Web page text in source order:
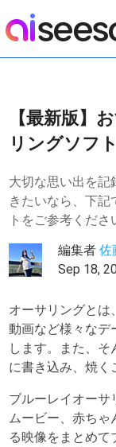
【最新版】
リングソフ
大切な思い出を記
きたいなら、下記
トをご参考くださ
編集者佐
Sep 18,
オーサリングとは
動画など様々なデ
します。また、そ
に書き込み、焼く
ブルーレイオーサ
ムービー、赤ちゃ
る映像をまとめて